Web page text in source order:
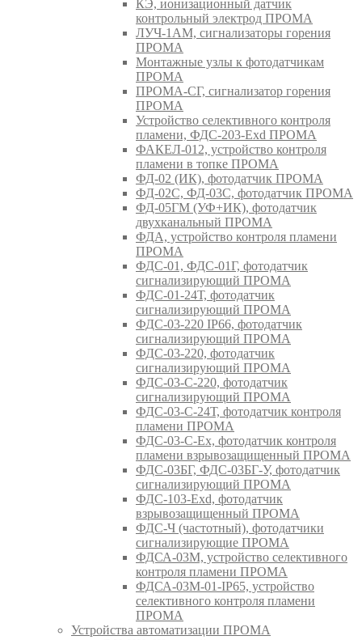
КЭ, ионизационный датчик
контрольный электрод ПРОМА
ЛУЧ-1АМ, сигнализаторы горения
ПРОМА
Монтажные узлы к фотодатчикам
ПРОМА
ПРОМА-СГ, сигнализатор горения
ПРОМА
Устройство селективного контроля
пламени, ФДС-203-Exd ПРОМА
ФАКЕЛ-012, устройство контроля
пламени в топке ПРОМА
ФД-02 (ИК), фотодатчик ПРОМА
ФД-02С, ФД-03С, фотодатчик ПРОМА
ФД-05ГМ (УФ+ИК), фотодатчик
двухканальный ПРОМА
ФДА, устройство контроля пламени
ПРОМА
ФДС-01, ФДС-01Г, фотодатчик
сигнализирующий ПРОМА
ФДС-01-24Т, фотодатчик
сигнализирующий ПРОМА
ФДС-03-220 IP66, фотодатчик
сигнализирующий ПРОМА
ФДС-03-220, фотодатчик
сигнализирующий ПРОМА
ФДС-03-С-220, фотодатчик
сигнализирующий ПРОМА
ФДС-03-С-24Т, фотодатчик контроля
пламени ПРОМА
ФДС-03-С-Ex, фотодатчик контроля
пламени взрывозащищенный ПРОМА
ФДС-03БГ, ФДС-03БГ-У, фотодатчик
сигнализирующий ПРОМА
ФДС-103-Ехd, фотодатчик
взрывозащищенный ПРОМА
ФДС-Ч (частотный), фотодатчики
сигнализирующие ПРОМА
ФДСА-03М, устройство селективного
контроля пламени ПРОМА
ФДСА-03М-01-IP65, устройство
селективного контроля пламени
ПРОМА
Устройства автоматизации ПРОМА